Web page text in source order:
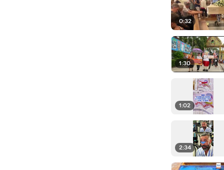
0:32
1:30
1:02
2:34